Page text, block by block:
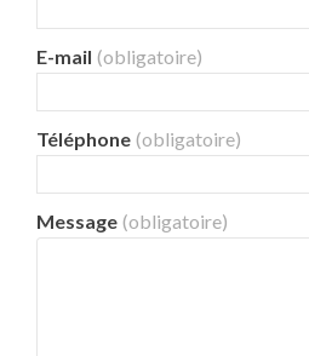
E-mail (obligatoire)
Téléphone (obligatoire)
Message (obligatoire)